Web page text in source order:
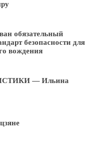
обязательный
безопасности для
вождения
— Ильина